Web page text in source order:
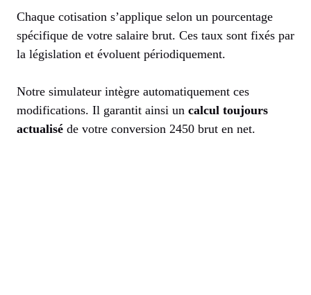
Chaque cotisation s’applique selon un pourcentage
spécifique de votre salaire brut. Ces taux sont fixés par
la législation et évoluent périodiquement.
Notre simulateur intègre automatiquement ces
modifications. Il garantit ainsi un calcul toujours
actualisé de votre conversion 2450 brut en net.